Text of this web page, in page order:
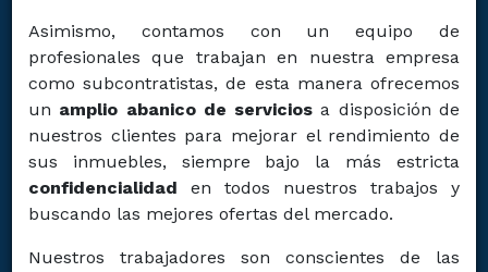
sobre los hábitos de navegación de usuario o de
equipo y, dependiendo de la información que
contengan y de la forma en que utilice su equipo,
pueden utilizarse para reconocer al usuario.
Nuestros servicios sólo pueden establecer una cookie
en su navegador si sus preferencias de navegador lo
permiten.
Cookies que se utilizan en
Asimismo, contamos con un equipo de
profesionales que trabajan en nuestra empresa
como subcontratistas, de esta manera ofrecemos
un amplio abanico de servicios a disposición de
nuestros clientes para mejorar el rendimiento de
sus inmuebles, siempre bajo la más estricta
confidencialidad en todos nuestros trabajos y
buscando las mejores ofertas del mercado.
Nuestros trabajadores son conscientes de las